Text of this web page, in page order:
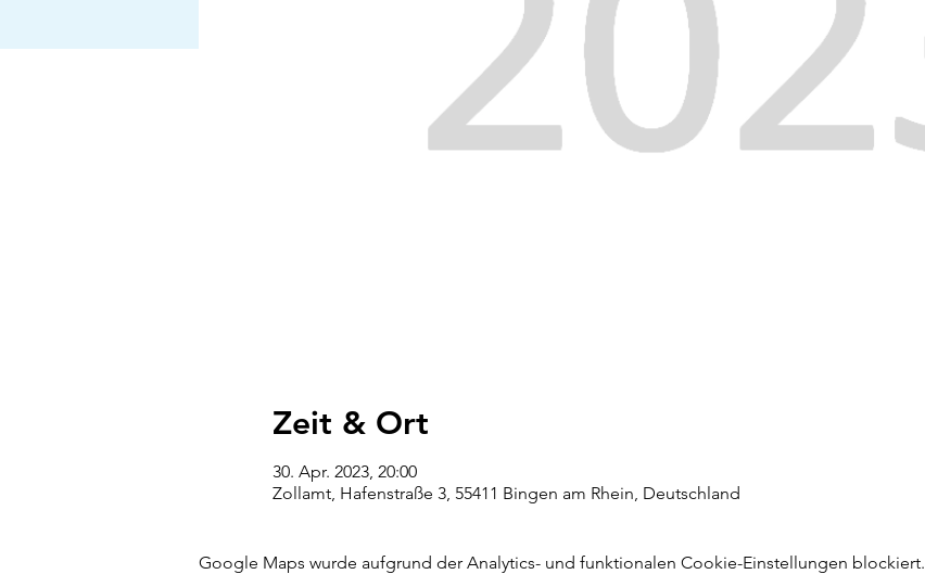
Zeit & Ort
30. Apr. 2023, 20:00
Zollamt, Hafenstraße 3, 55411 Bingen am Rhein, Deutschland
Google Maps wurde aufgrund der Analytics- und funktionalen Cookie-Einstellungen blockiert.